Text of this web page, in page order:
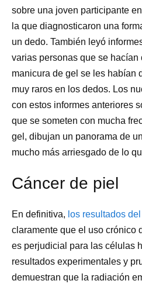
sobre una joven participante
la que diagnosticaron una
un dedo. También leyó
varias personas que se hacían
manicura de gel se les habían
muy raros en los dedos. Los
con estos informes anteriores
que se someten con mucha
gel, dibujan un panorama de
mucho más arriesgado de lo
Cáncer de piel
En definitiva, los resultados
claramente que el uso crónico
es perjudicial para las células
resultados experimentales y
demuestran que la radiación